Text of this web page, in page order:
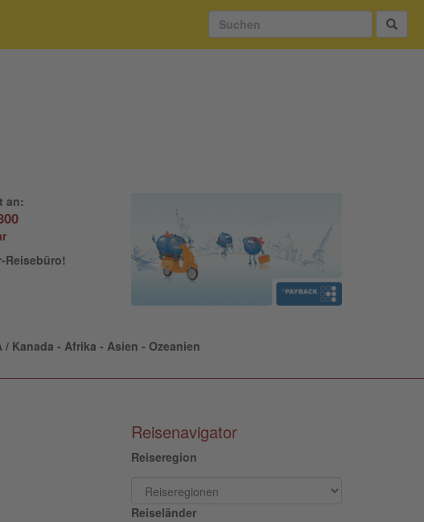
an:
Reisebüro!
/ Kanada - Afrika - Asien - Ozeanien
Reisenavigator
Reiseregion
Reiseländer